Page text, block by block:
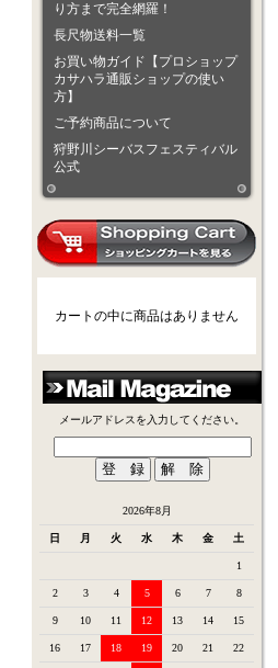
り方まで完全網羅！
長尺物送料一覧
お買い物ガイド【プロショップ
カサハラ通販ショップの使い
方】
ご予約商品について
狩野川シーバスフェスティバル
公式
カートの中に商品はありません
メールアドレスを入力してください。
2026年8月
日 月 火 水 木 金 土
1
2 3 4 5 6 7 8
9 10 11 12 13 14 15
16 17 18 19 20 21 22